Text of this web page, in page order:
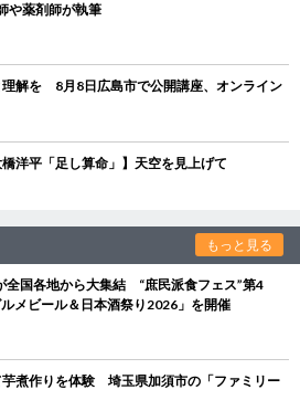
や薬剤師が執筆
解を 8月8日広島市で公開講座、オンライン
洋平「足し算命」】天空を見上げて
もっと見る
全国各地から大集結 “庶民派食フェス”第4
メビール＆日本酒祭り2026」を開催
煮作りを体験 埼玉県加須市の「ファミリー